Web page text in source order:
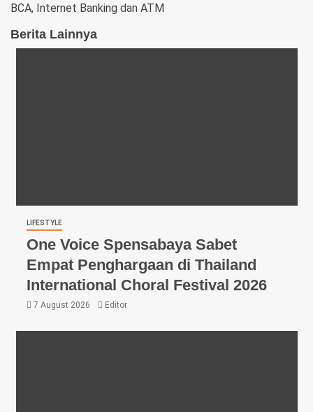
BCA, Internet Banking dan ATM
Berita Lainnya
LIFESTYLE
One Voice Spensabaya Sabet
Empat Penghargaan di Thailand
International Choral Festival 2026
7 August 2026 Editor